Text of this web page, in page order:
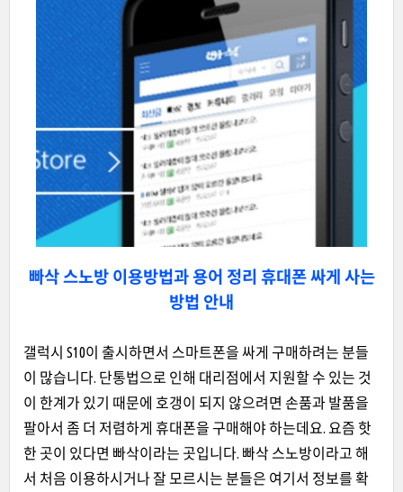
빠삭 스노방 이용방법과 용어 정리 휴대폰 싸게 사는
방법 안내
갤럭시 S10이 출시하면서 스마트폰을 싸게 구매하려는 분들
이 많습니다. 단통법으로 인해 대리점에서 지원할 수 있는 것
이 한계가 있기 때문에 호갱이 되지 않으려면 손품과 발품을
팔아서 좀 더 저렴하게 휴대폰을 구매해야 하는데요. 요즘 핫
한 곳이 있다면 빠삭이라는 곳입니다. 빠삭 스노방이라고 해
서 처음 이용하시거나 잘 모르시는 분들은 여기서 정보를 확